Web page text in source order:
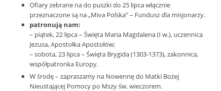
Ofiary zebrane na do puszki do 25 lipca włącznie
przeznaczone są na „Miva Polska” – Fundusz dla misjonarzy.
patronują nam:
– piątek, 22 lipca – Święta Maria Magdalena (I w.), uczennica
Jezusa, Apostołka Apostołów;
– sobota, 23 lipca – Święta Brygida (1303-1373), zakonnica,
współpatronka Europy.
W środę – zapraszamy na Nowennę do Matki Bożej
Nieustającej Pomocy po Mszy św. wieczorem.